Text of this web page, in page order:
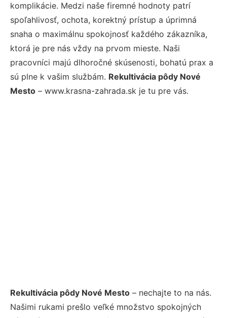
komplikácie. Medzi naše firemné hodnoty patrí
spoľahlivosť, ochota, korektný prístup a úprimná
snaha o maximálnu spokojnosť každého zákazníka,
ktorá je pre nás vždy na prvom mieste. Naši
pracovníci majú dlhoročné skúsenosti, bohatú prax a
sú plne k vašim službám. Rekultivácia pôdy Nové
Mesto – www.krasna-zahrada.sk je tu pre vás.
Rekultivácia pôdy Nové Mesto – nechajte to na nás.
Našimi rukami prešlo veľké množstvo spokojných